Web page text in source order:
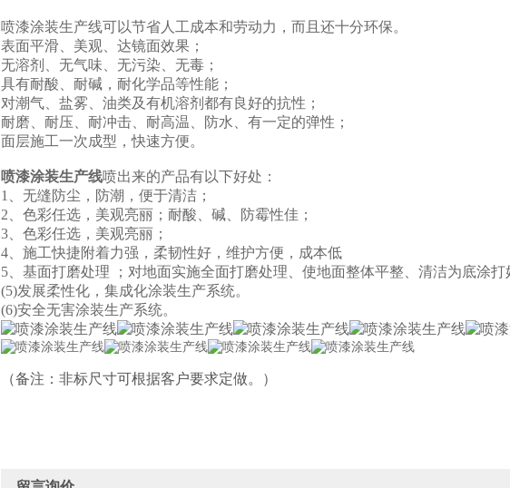
喷漆涂装生产线可以节省人工成本和劳动力，而且还十分环保。
表面平滑、美观、达镜面效果；
无溶剂、无气味、无污染、无毒；
具有耐酸、耐碱，耐化学品等性能；
对潮气、盐雾、油类及有机溶剂都有良好的抗性；
耐磨、耐压、 耐冲击、耐高温、防水、有一定的弹性；
面层施工一次成型，快速方便。
喷漆涂装生产线喷出来的产品有以下好处：
1、无缝防尘，防潮，便于清洁；
2、色彩任选，美观亮丽；耐酸、碱、防霉性佳；
3、色彩任选，美观亮丽；
4、施工快捷附着力强，柔韧性好，维护方便，成本低
5、基面打磨处理 ；对地面实施全面打磨处理、使地面整体平整、清洁为底涂打
(5)发展柔性化，集成化涂装生产系统。
(6)安全无害涂装生产系统。
（备注：非标尺寸可根据客户要求定做。）